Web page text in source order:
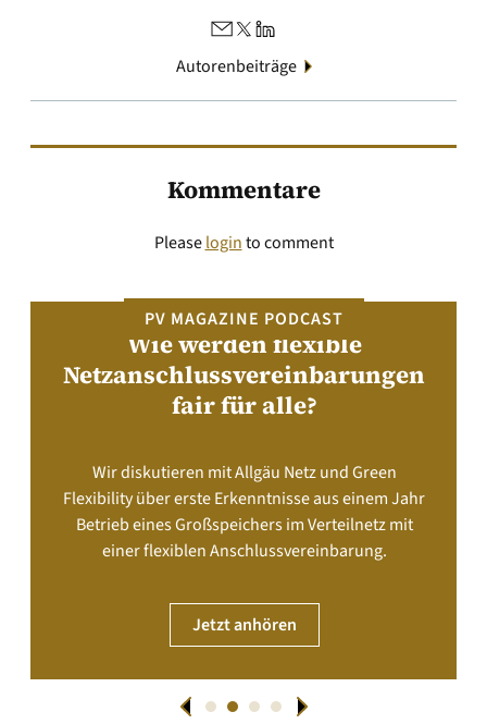
Autorenbeiträge
Kommentare
Pleaseloginto comment
PV MAGAZINE PODCAST
Wie werden flexible
Netzanschlussvereinbarungen
fair für alle?
Wir diskutieren mit Allgäu Netz und Green
Flexibility über erste Erkenntnisse aus einem Jahr
Betrieb eines Großspeichers im Verteilnetz mit
einer flexiblen Anschlussvereinbarung.
Jetzt anhören